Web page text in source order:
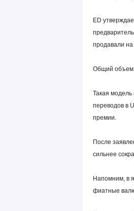
ED
продавали
Общий объем
Такая модель
переводов в
премии.
После
сильнее
Напомним, в
фиатные